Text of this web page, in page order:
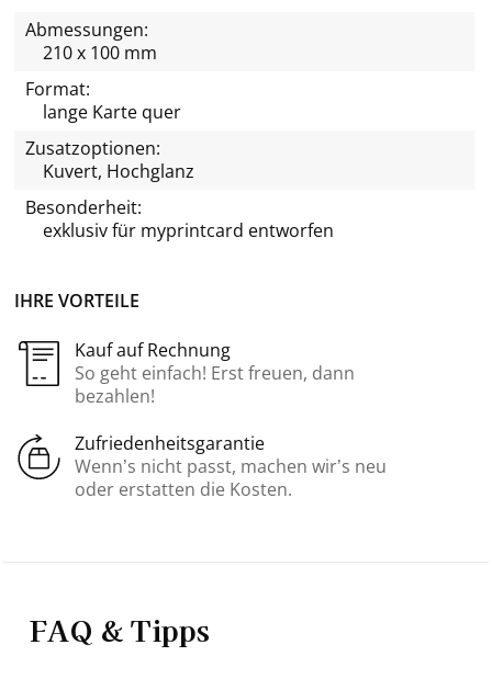
IHRE VORTEILE
Kauf auf Rechnung
So geht einfach! Erst freuen, dann
bezahlen!
Zufriedenheitsgarantie
Wenn’s nicht passt, machen wir’s neu
oder erstatten die Kosten.
Abmessungen:
210 x 100 mm
Format:
lange Karte quer
Zusatzoptionen:
Kuvert, Hochglanz
Besonderheit:
exklusiv für myprintcard entworfen
FAQ & Tipps